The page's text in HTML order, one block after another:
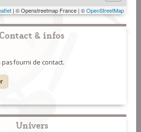
| © Openstreetmap France | ©OpenStreetMap
Contact & infos
fourni de contact.
Univers